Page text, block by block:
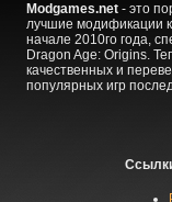
Modgames.net- это
лучшие модификации
начале 2010го года,
Dragon Age: Origins.
качественных и
популярных игр